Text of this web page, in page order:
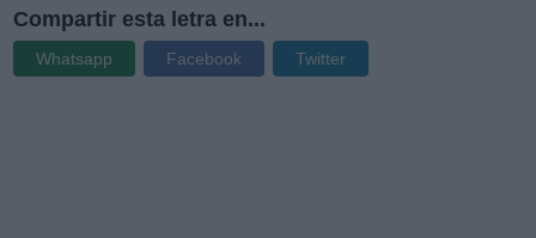
Compartir esta letra en...
Whatsapp Facebook Twitter